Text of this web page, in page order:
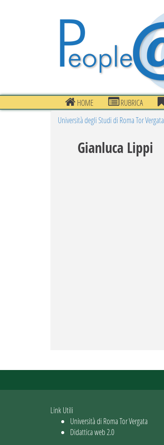
HOME RUBRICA
Università degli Studi di Roma Tor Vergata
Gianluca Lippi
Link Utili
Università di Roma Tor Vergata
Didattica web 2.0